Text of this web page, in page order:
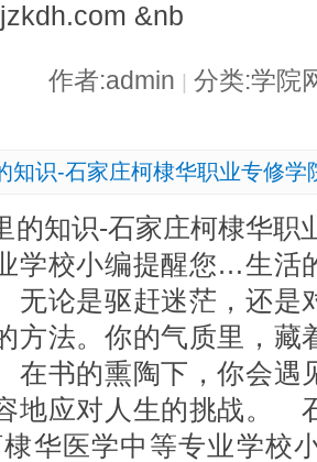
&nb
作者:admin 分类:学院
知识-石家庄柯棣华职业专修学
的知识-石家庄柯棣华职
学校小编提醒您…生活
无论是驱赶迷茫，还是
方法。你的气质里，藏
在书的熏陶下，你会遇
地应对人生的挑战。
华医学中等专业学校